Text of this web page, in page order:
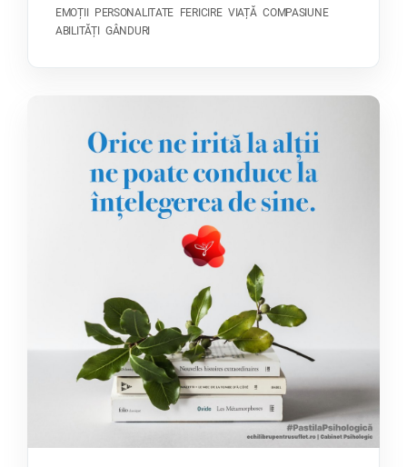
EMOȚII PERSONALITATE FERICIRE VIAȚĂ COMPASIUNE
ABILITĂȚI
GÂNDURI